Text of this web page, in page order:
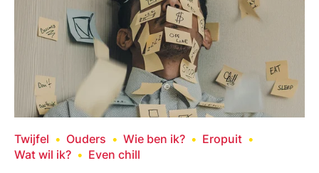
Twijfel Ouders Wie ben ik?
Eropuit
Wat wil ik?
Even chill